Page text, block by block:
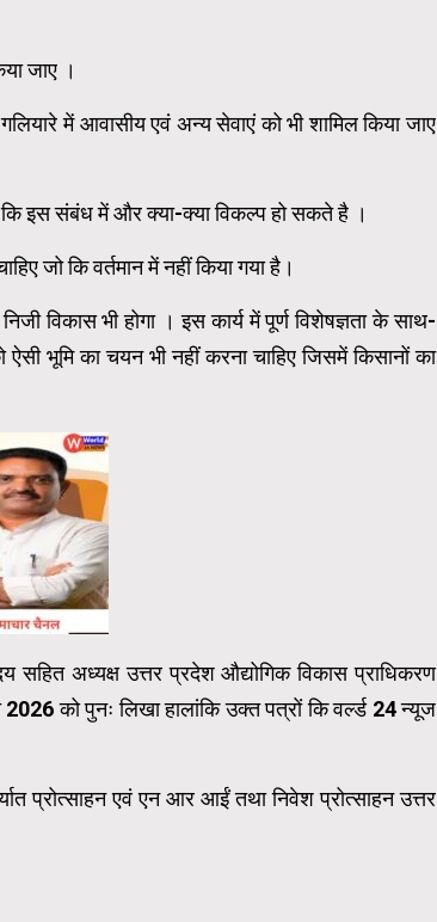
जाए ।
में आवासीय एवं अन्य सेवाएं को भी शामिल किया जाए
इस संबंध में और क्या-क्या विकल्प हो सकते है ।
जो कि वर्तमान में नहीं किया गया है।
विकास भी होगा । इस कार्य में पूर्ण विशेषज्ञता के साथ-
भूमि का चयन भी नहीं करना चाहिए जिसमें किसानों का
सहित अध्यक्ष उत्तर प्रदेश औद्योगिक विकास प्राधिकरण
को पुनः लिखा हालांकि उक्त पत्रों कि वर्ल्ड 24 न्यूज
प्रोत्साहन एवं एन आर आईं तथा निवेश प्रोत्साहन उत्तर